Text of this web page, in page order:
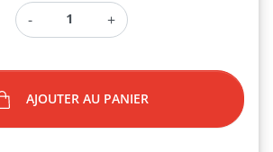
-
+
AJOUTER AU PANIER